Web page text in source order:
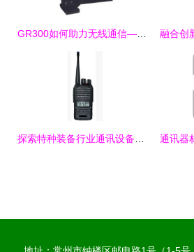
GR300如何助力无线通信——关注广州宏世龙通讯设备批发中心
探索特种装备行业通讯设备的创新与发展